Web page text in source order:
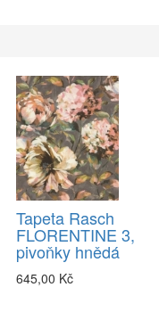
Tapeta Rasch
FLORENTINE 3,
pivoňky hnědá
645,00 Kč